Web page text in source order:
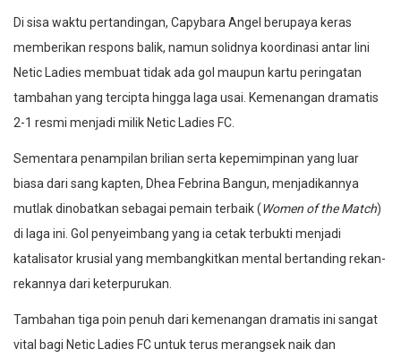
Di sisa waktu pertandingan, Capybara Angel berupaya keras
memberikan respons balik, namun solidnya koordinasi antar lini
Netic Ladies membuat tidak ada gol maupun kartu peringatan
tambahan yang tercipta hingga laga usai. Kemenangan dramatis
2-1 resmi menjadi milik Netic Ladies FC.
Sementara penampilan brilian serta kepemimpinan yang luar
biasa dari sang kapten, Dhea Febrina Bangun, menjadikannya
mutlak dinobatkan sebagai pemain terbaik (Women of the Match)
di laga ini. Gol penyeimbang yang ia cetak terbukti menjadi
katalisator krusial yang membangkitkan mental bertanding rekan-
rekannya dari keterpurukan.
Tambahan tiga poin penuh dari kemenangan dramatis ini sangat
vital bagi Netic Ladies FC untuk terus merangsek naik dan